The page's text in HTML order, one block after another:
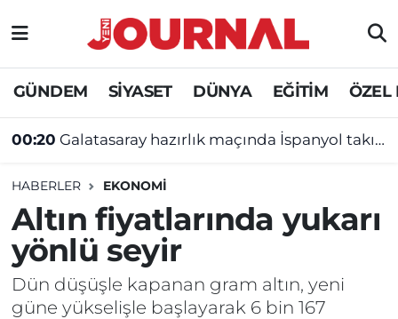
GÜNDEM SİYASET DÜNYA EĞİTİM ÖZEL
00:20 Galatasaray hazırlık maçında İspanyol takımına yenildi
HABERLER EKONOMİ
Altın fiyatlarında yukarı
yönlü seyir
Dün düşüşle kapanan gram altın, yeni
güne yükselişle başlayarak 6 bin 167
GÜNDEM
SİYASET
DÜNYA
EĞİTİM
ÖZEL HABER
Nöbetçi Eczaneler
Hava Durumu
Süper Lig Puan Durumu ve Fikstür
Tüm Manşetler
Son Dakika Haberleri